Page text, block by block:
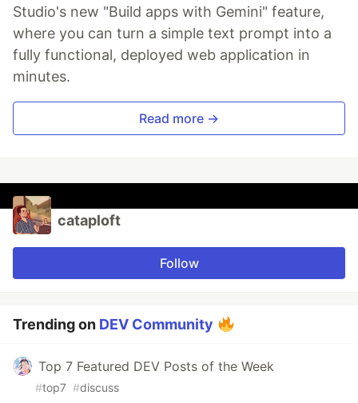
Studio's new "Build apps with Gemini" feature,
where you can turn a simple text prompt into a
fully functional, deployed web application in
minutes.
Read more →
cataploft
Follow
Trending on DEV Community
Top 7 Featured DEV Posts of the Week
#top7 #discuss